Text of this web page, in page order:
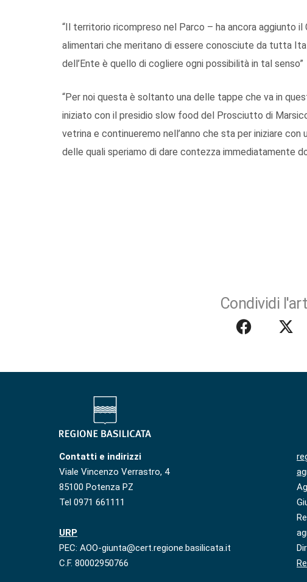
“Il territorio ricompreso nel Parco – ha ancora aggiunto
alimentari che meritano di essere conosciute da tutta
dell’Ente è quello di cogliere ogni possibilità in tal senso”
“Per noi questa è soltanto una delle tappe che va in
iniziato con il presidio slow food del Prosciutto di
vetrina e continueremo nell’anno che sta per iniziare
delle quali speriamo di dare contezza immediatamente
Condividi
Contatti e indirizzi
Viale Vincenzo Verrastro, 4
85100 Potenza PZ
Tel 0971 661111
URP
PEC: AOO-giunta@cert.regione.basilicata.it
C.F. 80002950766